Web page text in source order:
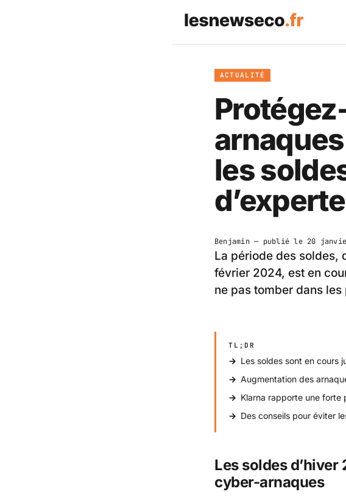
ACTUALITÉ
les
d’experte
Benjamin— publié le 20
La période des soldes,
février 2024, est en
ne pas tomber dans
TL;DR
Les soldes sont en cours
Augmentation des
Klarna rapporte une forte
Des conseils pour éviter
Les soldes
cyber-arnaques